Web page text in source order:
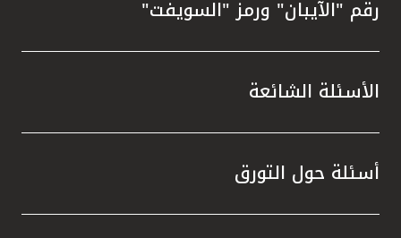
رقم "الآيبان" ورمز "السويفت"
الأسئلة الشائعة
أسئلة حول التورق